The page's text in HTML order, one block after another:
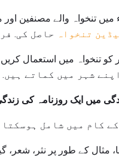
تنخواہ حاصل کی.
شہر میں کماتے ہیں.
میں ایک روزنامہ کی
کام میں شامل ہوسکتا
مثال کے طور پر نثر، شعر،